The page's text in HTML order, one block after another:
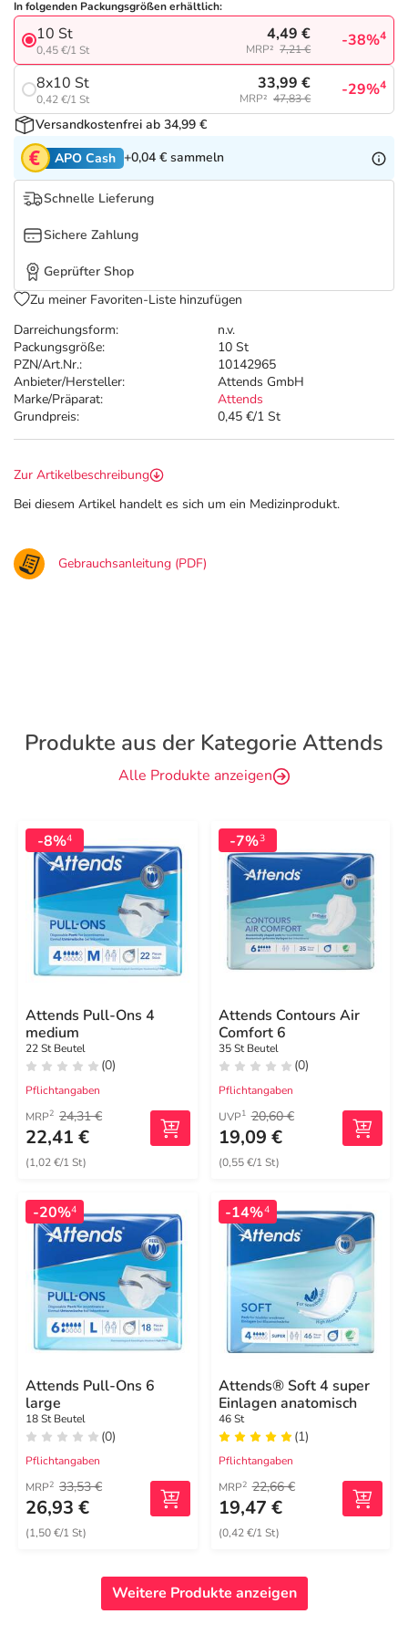
Tierapotheke
Vitamine & Mineralstoffe
Marken
Salus Deals
Darreichungsform:
n.v.
Packungsgröße:
10 St
PZN/Art.Nr.:
10142965
Anbieter/Hersteller:
Attends GmbH
Marke/Präparat:
Attends
Grundpreis:
0,45 €/1 St
In folgenden Packungsgrößen erhältlich:
10 St
0,45 €/1 St
4,49 €
MRP² 7,21 € -38%4
8x10 St
0,42 €/1 St
33,99 €
MRP² 47,83 € -29%4
Versandkostenfrei ab 34,99 €
APO Cash +0,04 € sammeln
Schnelle Lieferung
Sichere Zahlung
Geprüfter Shop
Zu meiner Favoriten-Liste hinzufügen
Zur Artikelbeschreibung
Bei diesem Artikel handelt es sich um ein Medizinprodukt.
Gebrauchsanleitung (PDF)
Produkte aus der Kategorie Attends
Alle Produkte anzeigen
-8%4
Attends Pull-Ons 4
medium
22 St Beutel
(0)
Pflichtangaben
MRP2 24,31 €
22,41 €
(1,02 €/1 St)
-7%3
Attends Contours Air
Comfort 6
35 St Beutel
(0)
Pflichtangaben
UVP1 20,60 €
19,09 €
(0,55 €/1 St)
-20%4
Attends Pull-Ons 6
large
18 St Beutel
(0)
Pflichtangaben
MRP2 33,53 €
26,93 €
(1,50 €/1 St)
-14%4
Attends® Soft 4 super
Einlagen anatomisch
46 St
(1)
Pflichtangaben
MRP2 22,66 €
19,47 €
(0,42 €/1 St)
Weitere Produkte anzeigen